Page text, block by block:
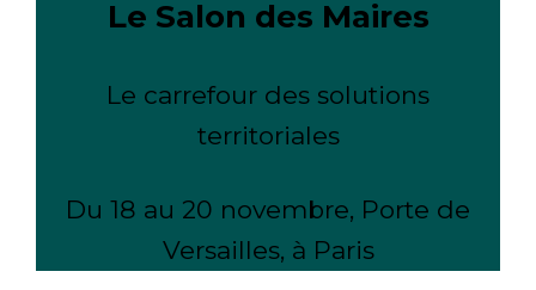
Le Salon des Maires
Le carrefour des solutions
territoriales
Du 18 au 20 novembre, Porte de
Versailles, à Paris